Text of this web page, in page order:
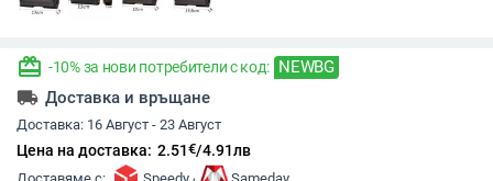
redeem -10% за нови потребители с код: NEWBG
local_shipping Доставка и връщане
Доставка: 16 Август - 23 Август
Цена на доставка: 2.51€/4.91лв
,